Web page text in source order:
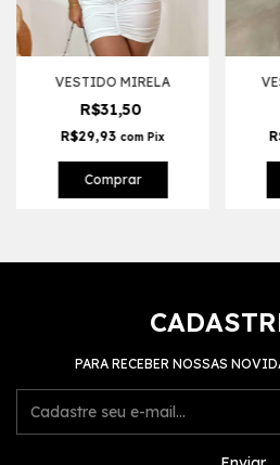
VESTIDO MIRELA
R$31,50
R$29,93 com Pix
Comprar
PARA RECEBER NOSSAS